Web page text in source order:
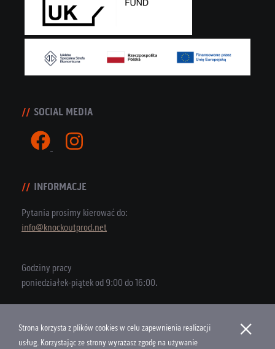
SOCIAL MEDIA
INFORMACJE
Pytania prosimy kierować do:
info@knockoutprod.net
Godziny pracy
poniedziałek-piątek od 9:00 do 16:00.
Copyright © 2026 Knock Out Productions
Strona korzysta z plików cookies w celu zapewnienia realizacji
usług. Korzystając ze strony wyrażasz zgodę na używanie
×